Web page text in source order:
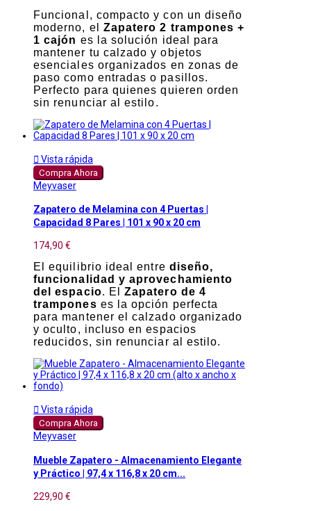
Funcional, compacto y con un diseño
moderno, el Zapatero 2 trampones +
1 cajón es la solución ideal para
mantener tu calzado y objetos
esenciales organizados en zonas de
paso como entradas o pasillos.
Perfecto para quienes quieren orden
sin renunciar al estilo.
 Vista rápida
Compra Ahora
Meyvaser
Zapatero de Melamina con 4 Puertas |
Capacidad 8 Pares | 101 x 90 x 20 cm
174,90 €
El equilibrio ideal entre diseño,
funcionalidad y aprovechamiento
del espacio. ElZapatero de 4
trampones es la opción perfecta
para mantener el calzado organizado
y oculto, incluso en espacios
reducidos, sin renunciar al estilo.
 Vista rápida
Compra Ahora
Meyvaser
Mueble Zapatero - Almacenamiento Elegante
y Práctico | 97,4 x 116,8 x 20 cm...
229,90 €